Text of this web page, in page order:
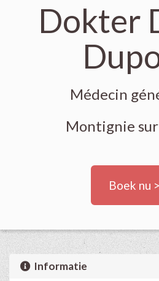
Dokter
Médecin
Montignie
Boek nu
Informatie